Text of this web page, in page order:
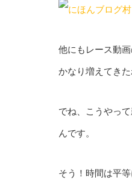
他にもレース動
かなり増えてきた
でね、こうやっ
んです。
そう！時間は平